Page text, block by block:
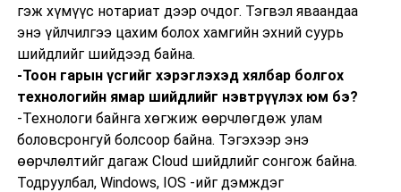
гэж хүмүүс нотариат дээр очдог. Тэгвэл яваандаа
энэ үйлчилгээ цахим болох хамгийн эхний суурь
шийдлийг шийдээд байна.
-Тоон гарын үсгийг хэрэглэхэд хялбар болгох
технологийн ямар шийдлийг нэвтрүүлэх юм бэ?
-Технологи байнга хөгжиж өөрчлөгдөж улам
боловсронгуй болсоор байна. Тэгэхээр энэ
өөрчлөлтийг дагаж Сloud шийдлийг сонгож байна.
Тодруулбал, Windows, IOS -ийг дэмждэг